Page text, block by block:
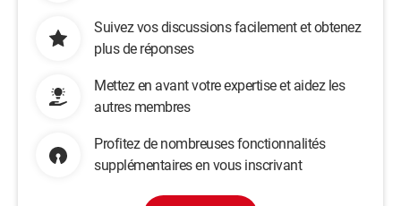
Suivez vos discussions facilement et obtenez
plus de réponses
Mettez en avant votre expertise et aidez les
autres membres
Profitez de nombreuses fonctionnalités
supplémentaires en vous inscrivant